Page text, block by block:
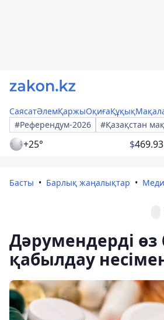
СаясатӘлемҚаржыОқиғаҚұқық
#Референдум-2026
#Қазақстан
+25° $469.93
Басты Барлық жаңалықтар
Дәрумендерді өз
қабылдау